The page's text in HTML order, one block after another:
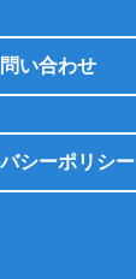
い合わせ
シーポリシー